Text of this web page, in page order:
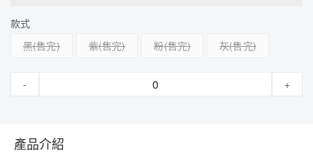
款式
黑
紫 粉 灰
- +
產品介紹